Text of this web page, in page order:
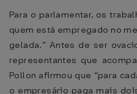
Para o parlamentar, os
quem está empregado no
gelada.” Antes de ser
representantes que
Pollon afirmou que “para
o empresário paga mais